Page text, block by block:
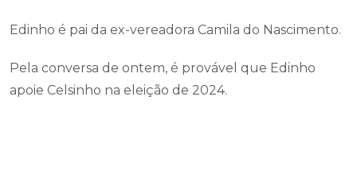
Edinho é pai da ex-vereadora Camila do Nascimento.
Pela conversa de ontem, é provável que Edinho
apoie Celsinho na eleição de 2024.